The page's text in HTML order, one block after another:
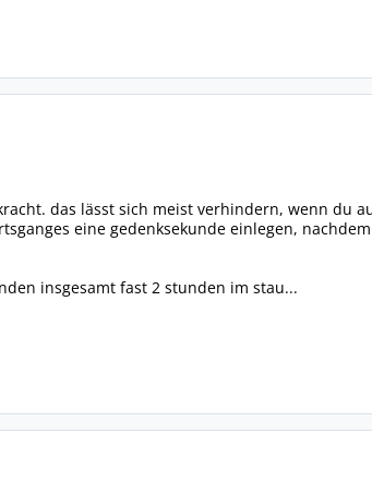
das lässt sich meist verhindern, wenn du
eine gedenksekunde einlegen,
insgesamt fast 2 stunden im stau...